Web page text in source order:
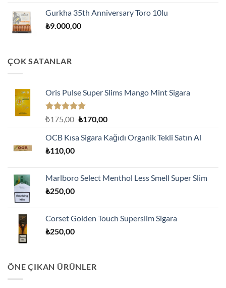
Gurkha 35th Anniversary Toro 10lu
₺9.000,00
ÇOK SATANLAR
Oris Pulse Super Slims Mango Mint Sigara
5 üzerinden
oy
aldı
₺175,00 Orijinal
₺175,00.
₺170,00Şu
fiyat:
OCB Kısa Sigara Kağıdı Organik Tekli Satın Al
₺110,00
Marlboro Select Menthol Less Smell Super Slim
₺250,00
Corset Golden Touch Superslim Sigara
₺250,00
ÖNE ÇIKAN ÜRÜNLER